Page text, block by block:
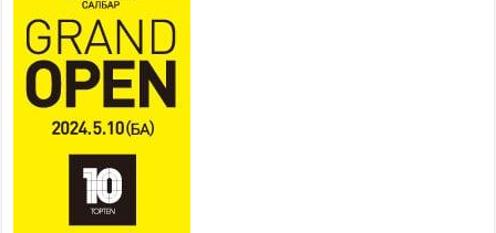
нэн тэргүүнд хангахыг баталгаажууллаа
2026 оны 7 сар 21 / 11 цаг 42 минут
Б.Пүрэвдагва: “Туул-1” коллекторыг ашиглалтад
оруулж байж бид гэр хорооллыг барилгажуулна
2026 оны 7 сар 21 / 10 цаг 15 минут
АЖЛЫГ ХҮНД СУРТЛЫГ БУУРУУЛЖ, ИРГЭД,
АЖ АХУЙН НЭГЖИЙН АЧААГ ХЭРХЭН
ХӨНГӨЛСНӨӨР ДҮГНЭНЭ
2026 оны 7 сар 21 / 10 цаг 09 минут